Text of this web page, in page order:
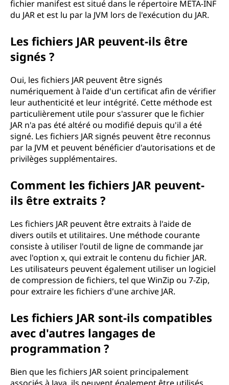
fichier manifest est situé dans le répertoire META-INF
du JAR et est lu par la JVM lors de l'exécution du JAR.
Les fichiers JAR peuvent-ils être
signés ?
Oui, les fichiers JAR peuvent être signés
numériquement à l'aide d'un certificat afin de vérifier
leur authenticité et leur intégrité. Cette méthode est
particulièrement utile pour s'assurer que le fichier
JAR n'a pas été altéré ou modifié depuis qu'il a été
signé. Les fichiers JAR signés peuvent être reconnus
par la JVM et peuvent bénéficier d'autorisations et de
privilèges supplémentaires.
Comment les fichiers JAR peuvent-
ils être extraits ?
Les fichiers JAR peuvent être extraits à l'aide de
divers outils et utilitaires. Une méthode courante
consiste à utiliser l'outil de ligne de commande jar
avec l'option x, qui extrait le contenu du fichier JAR.
Les utilisateurs peuvent également utiliser un logiciel
de compression de fichiers, tel que WinZip ou 7-Zip,
pour extraire les fichiers d'une archive JAR.
Les fichiers JAR sont-ils compatibles
avec d'autres langages de
programmation ?
Bien que les fichiers JAR soient principalement